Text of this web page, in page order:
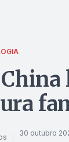
30 outubro